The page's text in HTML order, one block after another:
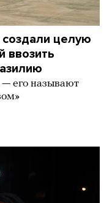
целую
ввозить
его называют